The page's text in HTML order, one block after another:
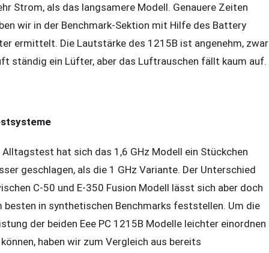
Strom, als das langsamere Modell. Genauere Zeiten
wir in der Benchmark-Sektion mit Hilfe des Battery
ermittelt. Die Lautstärke des 1215B ist angenehm, zwar
ständig ein Lüfter, aber das Luftrauschen fällt kaum auf.
Alltagstest hat sich das 1,6 GHz Modell ein Stückchen
geschlagen, als die 1 GHz Variante. Der Unterschied
C-50 und E-350 Fusion Modell lässt sich aber doch
besten in synthetischen Benchmarks feststellen. Um die
der beiden Eee PC 1215B Modelle leichter einordnen
haben wir zum Vergleich aus bereits